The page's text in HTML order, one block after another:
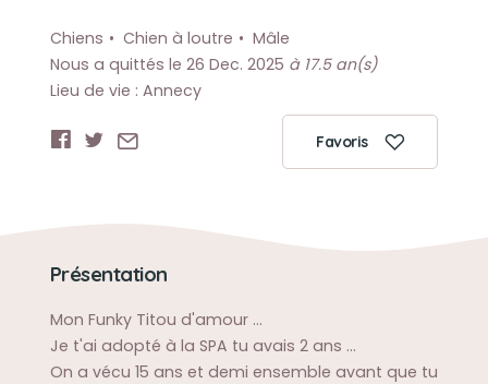
Chiens Chien à loutre
Mâle
Nous a quittés le 26 Dec. 2025 à 17.5 an(s)
Lieu de vie : Annecy
Favoris
Présentation
Mon Funky Titou d'amour ...
Je t'ai adopté à la SPA tu avais 2 ans ...
On a vécu 15 ans et demi ensemble avant que tu